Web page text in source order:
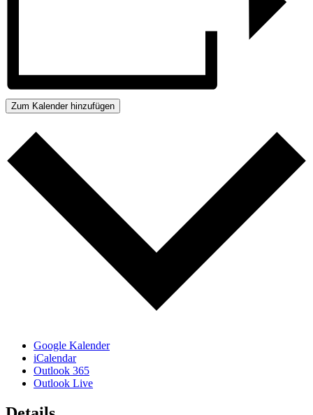
Zum Kalender hinzufügen
Google Kalender
iCalendar
Outlook 365
Outlook Live